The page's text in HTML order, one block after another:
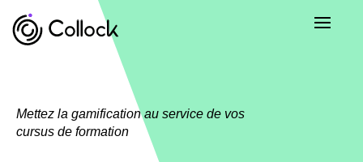
Mettez la gamification au service de vos
cursus de formation